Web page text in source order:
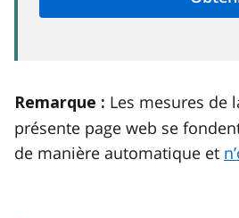
Remarque : Les mesures de
présente page web se
de manière automatique et